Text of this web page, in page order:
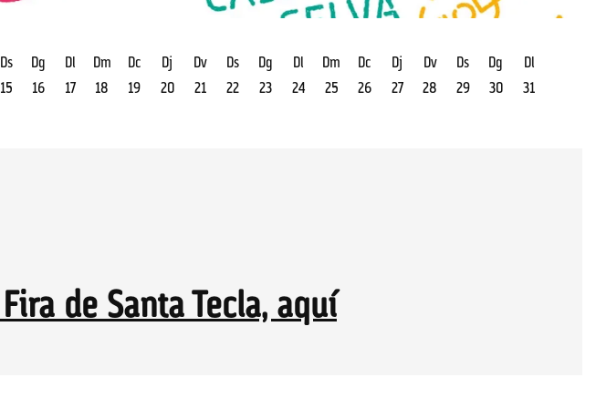
Ds
15
Dg
16
Dl
17
Dm
18
Dc
19
Dj
20
Dv
21
Ds
22
Dg
23
Dl
24
Dm
25
Dc
26
Dj
27
Dv
28
Ds
29
Dg
30
Dl
31
Fira de Santa Tecla, aquí